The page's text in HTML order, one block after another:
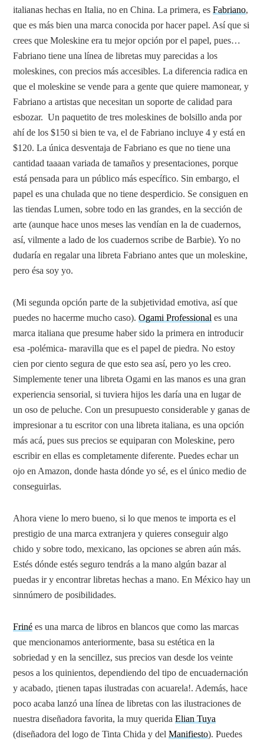
italianas hechas en Italia, no en China. La primera, esFabriano,
que es más bien una marca conocida por hacer papel. Así que si
crees que Moleskine era tu mejor opción por el papel, pues…
Fabriano tiene una línea de libretas muy parecidas a los
moleskines, con precios más accesibles. La diferencia radica en
que el moleskine se vende para a gente que quiere mamonear, y
Fabriano a artistas que necesitan un soporte de calidad para
esbozar. Un paquetito de tres moleskines de bolsillo anda por
ahí de los $150 si bien te va, el de Fabriano incluye 4 y está en
$120. La única desventaja de Fabriano es que no tiene una
cantidad taaaan variada de tamaños y presentaciones, porque
está pensada para un público más específico. Sin embargo, el
papel es una chulada que no tiene desperdicio. Se consiguen en
las tiendas Lumen, sobre todo en las grandes, en la sección de
arte (aunque hace unos meses las vendían en la de cuadernos,
así, vilmente a lado de los cuadernos scribe de Barbie). Yo no
dudaría en regalar una libreta Fabriano antes que un moleskine,
pero ésa soy yo.
(Mi segunda opción parte de la subjetividad emotiva, así que
puedes no hacerme mucho caso).Ogami Professional es una
marca italiana que presume haber sido la primera en introducir
esa -polémica- maravilla que es el papel de piedra. No estoy
cien por ciento segura de que esto sea así, pero yo les creo.
Simplemente tener una libreta Ogami en las manos es una gran
experiencia sensorial, si tuviera hijos les daría una en lugar de
un oso de peluche. Con un presupuesto considerable y ganas de
impresionar a tu escritor con una libreta italiana, es una opción
más acá, pues sus precios se equiparan con Moleskine, pero
escribir en ellas es completamente diferente. Puedes echar un
ojo en Amazon, donde hasta dónde yo sé, es el único medio de
conseguirlas.
Ahora viene lo mero bueno, si lo que menos te importa es el
prestigio de una marca extranjera y quieres conseguir algo
chido y sobre todo, mexicano, las opciones se abren aún más.
Estés dónde estés seguro tendrás a la mano algún bazar al
puedas ir y encontrar libretas hechas a mano. En México hay un
sinnúmero de posibilidades.
Friné es una marca de libros en blancos que como las marcas
que mencionamos anteriormente, basa su estética en la
sobriedad y en la sencillez, sus precios van desde los veinte
pesos a los quinientos, dependiendo del tipo de encuadernación
y acabado, ¡tienen tapas ilustradas con acuarela!. Además, hace
poco acaba lanzó una línea de libretas con las ilustraciones de
nuestra diseñadora favorita, la muy queridaElian Tuya
(diseñadora del logo de Tinta Chida y delManifiesto). Puedes